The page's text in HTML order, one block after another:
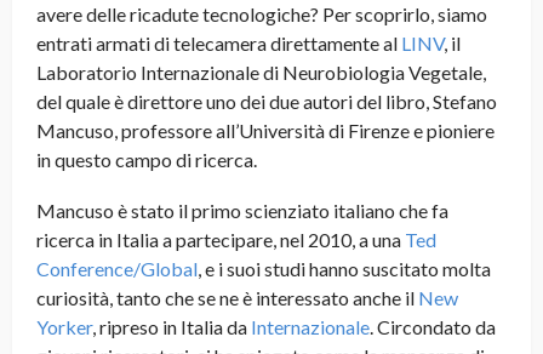
avere delle ricadute tecnologiche? Per scoprirlo, siamo
entrati armati di telecamera direttamente al LINV, il
Laboratorio Internazionale di Neurobiologia Vegetale,
del quale è direttore uno dei due autori del libro, Stefano
Mancuso, professore all’Università di Firenze e pioniere
in questo campo di ricerca.
Mancuso è stato il primo scienziato italiano che fa
ricerca in Italia a partecipare, nel 2010, a una Ted
Conference/Global, e i suoi studi hanno suscitato molta
curiosità, tanto che se ne è interessato anche il New
Yorker, ripreso in Italia da Internazionale. Circondato da